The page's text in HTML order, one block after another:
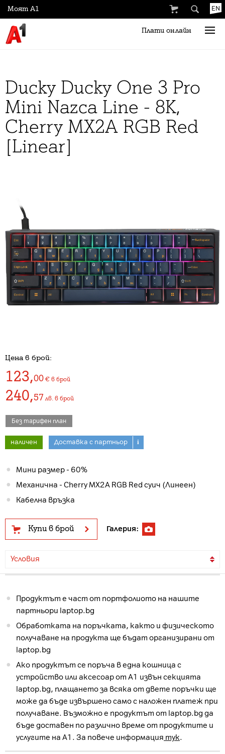
EN
Плати онлайн
Моят А1
Ducky Ducky One 3 Pro
Mini Nazca Line - 8K,
Cherry MX2A RGB Red
[Linear]
Цена в брой:
123,00 € в брой
240,57 лв. в брой
Без тарифен план
наличен Доставка с партньор i
Мини размер - 60%
Механична - Cherry MX2A RGB Red суич (Линеен)
Кабелна връзка
Купи в брой Галерия:
Условия
Продуктът е част от портфолиото на нашите
партньори laptop.bg
Обработката на поръчката, както и физическото
получаване на продукта ще бъдат организирани от
laptop.bg
Ако продуктът се поръча в една кошница с
устройство или аксесоар от А1 извън секцията
laptop.bg, плащането за всяка от двете поръчки ще
може да бъде извършено само с наложен платеж при
получаване. Възможно е продуктът от laptop.bg да
бъде доставен по различно време от продуктите и
услугите на А1. За повече информация тук.